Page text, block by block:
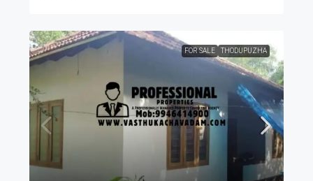
FOR SALE THODUPUZHA